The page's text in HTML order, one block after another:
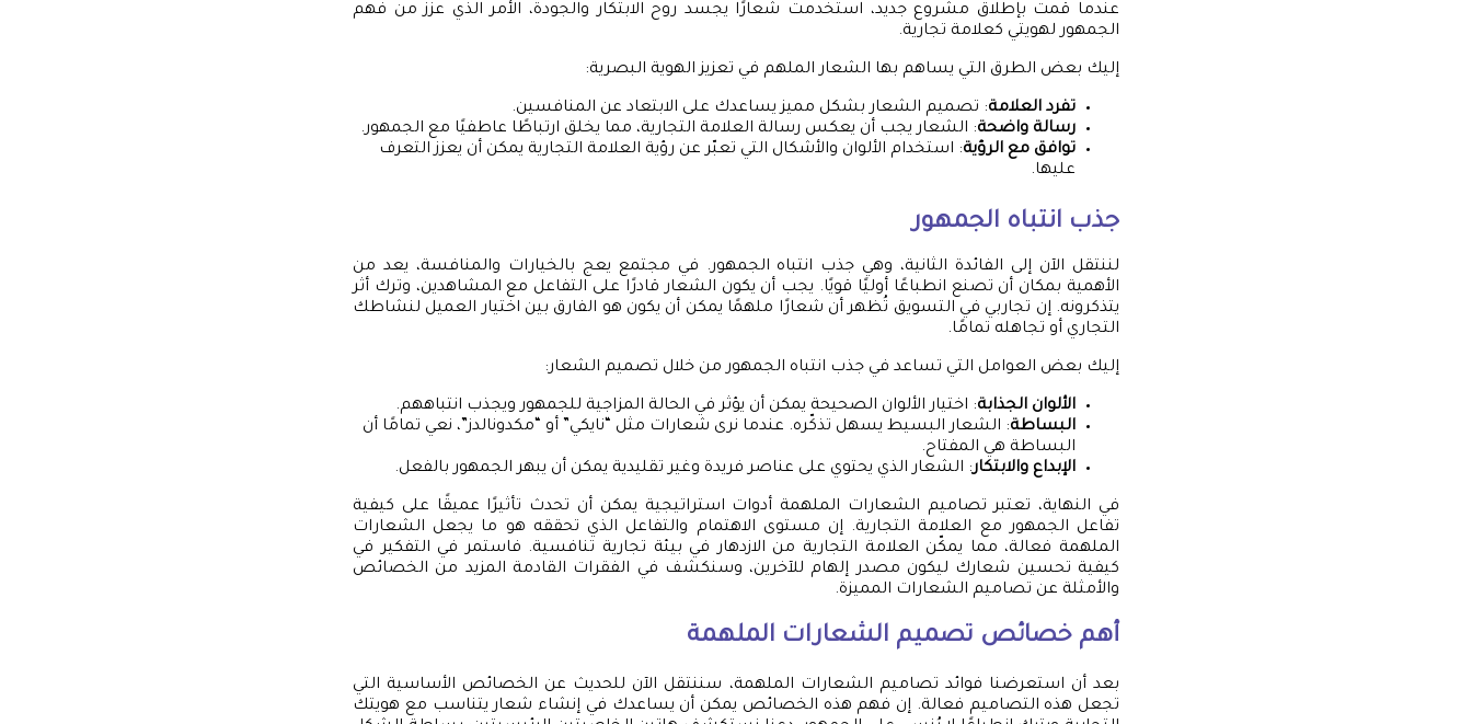
عندما قمت بإطلاق مشروع جديد، استخدمت شعارًا يجسد روح الابتكار والجودة، الأمر الذي عزز من فهم
الجمهور لهويتي كعلامة تجارية.
إليك بعض الطرق التي يساهم بها الشعار الملهم في تعزيز الهوية البصرية:
تفرد العلامة: تصميم الشعار بشكل مميز يساعدك على الابتعاد عن المنافسين.
رسالة واضحة: الشعار يجب أن يعكس رسالة العلامة التجارية، مما يخلق ارتباطًا عاطفيًا مع الجمهور.
توافق مع الرؤية: استخدام الألوان والأشكال التي تعبّر عن رؤية العلامة التجارية يمكن أن يعزز التعرف
عليها.
جذب انتباه الجمهور
لننتقل الآن إلى الفائدة الثانية، وهي جذب انتباه الجمهور. في مجتمع يعج بالخيارات والمنافسة، يعد من
الأهمية بمكان أن تصنع انطباعًا أوليًا قويًا. يجب أن يكون الشعار قادرًا على التفاعل مع المشاهدين، وترك أثر
يتذكرونه. إن تجاربي في التسويق تُظهر أن شعارًا ملهمًا يمكن أن يكون هو الفارق بين اختيار العميل لنشاطك
التجاري أو تجاهله تمامًا.
إليك بعض العوامل التي تساعد في جذب انتباه الجمهور من خلال تصميم الشعار:
الألوان الجذابة: اختيار الألوان الصحيحة يمكن أن يؤثر في الحالة المزاجية للجمهور ويجذب انتباههم.
البساطة: الشعار البسيط يسهل تذكّره. عندما نرى شعارات مثل “نايكي” أو “مكدونالدز”، نعي تمامًا أن
البساطة هي المفتاح.
الإبداع والابتكار: الشعار الذي يحتوي على عناصر فريدة وغير تقليدية يمكن أن يبهر الجمهور بالفعل.
في النهاية، تعتبر تصاميم الشعارات الملهمة أدوات استراتيجية يمكن أن تحدث تأثيرًا عميقًا على كيفية
تفاعل الجمهور مع العلامة التجارية. إن مستوى الاهتمام والتفاعل الذي تحققه هو ما يجعل الشعارات
الملهمة فعالة، مما يمكّن العلامة التجارية من الازدهار في بيئة تجارية تنافسية. فاستمر في التفكير في
كيفية تحسين شعارك ليكون مصدر إلهام للآخرين، وسنكشف في الفقرات القادمة المزيد من الخصائص
والأمثلة عن تصاميم الشعارات المميزة.
أهم خصائص تصميم الشعارات الملهمة
بعد أن استعرضنا فوائد تصاميم الشعارات الملهمة، سننتقل الآن للحديث عن الخصائص الأساسية التي
تجعل هذه التصاميم فعالة. إن فهم هذه الخصائص يمكن أن يساعدك في إنشاء شعار يتناسب مع هويتك